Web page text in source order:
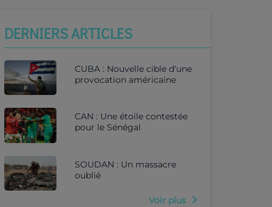
DERNIERS ARTICLES
CUBA : Nouvelle cible d'une
provocation américaine
CAN : Une étoile contestée
pour le Sénégal
SOUDAN : Un massacre
oublié
Voir plus